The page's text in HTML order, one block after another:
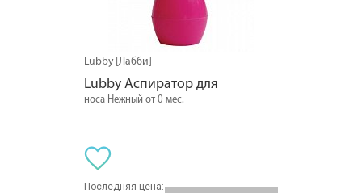
Lubby [Лабби]
Lubby Аспиратор для
носа Нежный от 0 мес.
Последняя цена: